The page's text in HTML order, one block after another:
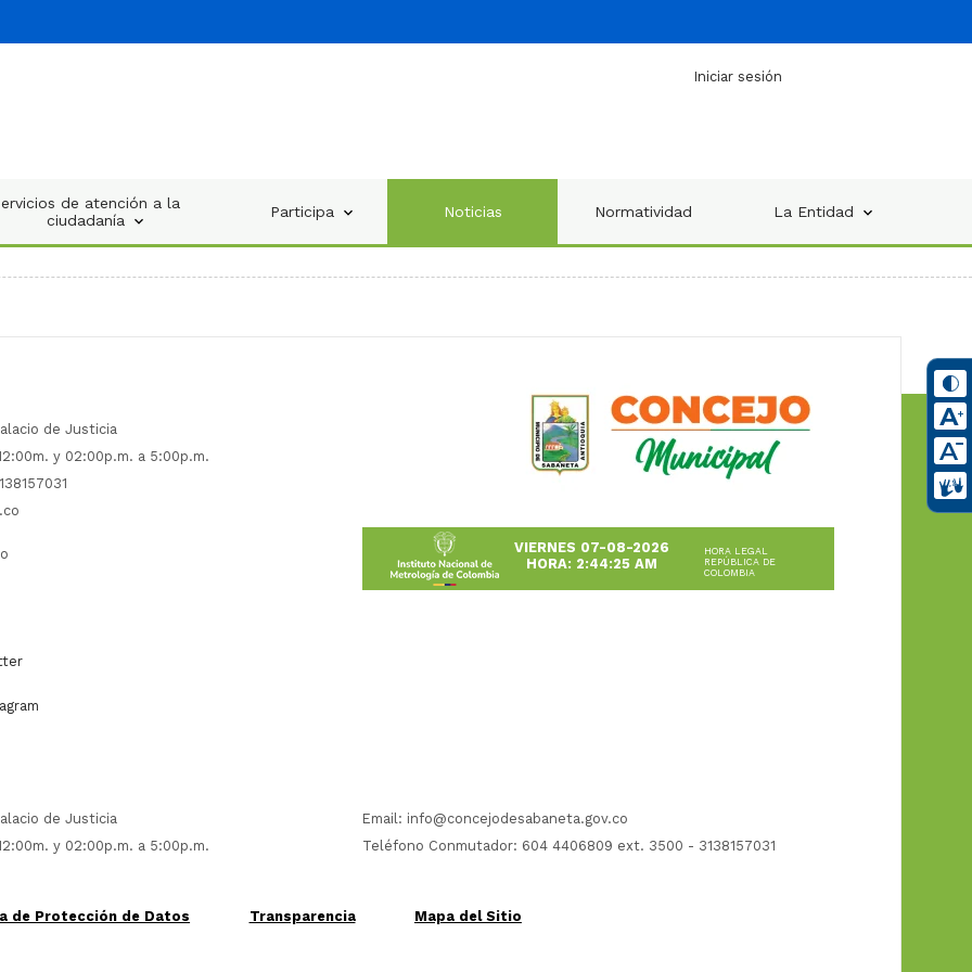
Iniciar sesión
de atención a la
ciudadanía
Participa Noticias Normatividad La Entidad
de Justicia
y 02:00p.m. a 5:00p.m.
VIERNES 07-08-2026
HORA: 2:44:25 AM
HORA LEGAL
REPÚBLICA DE
COLOMBIA
de Justicia
y 02:00p.m. a 5:00p.m.
Email: info@concejodesabaneta.gov.co
Teléfono Conmutador: 604 4406809 ext. 3500 - 3138157031
de Protección de Datos Transparencia Mapa del Sitio